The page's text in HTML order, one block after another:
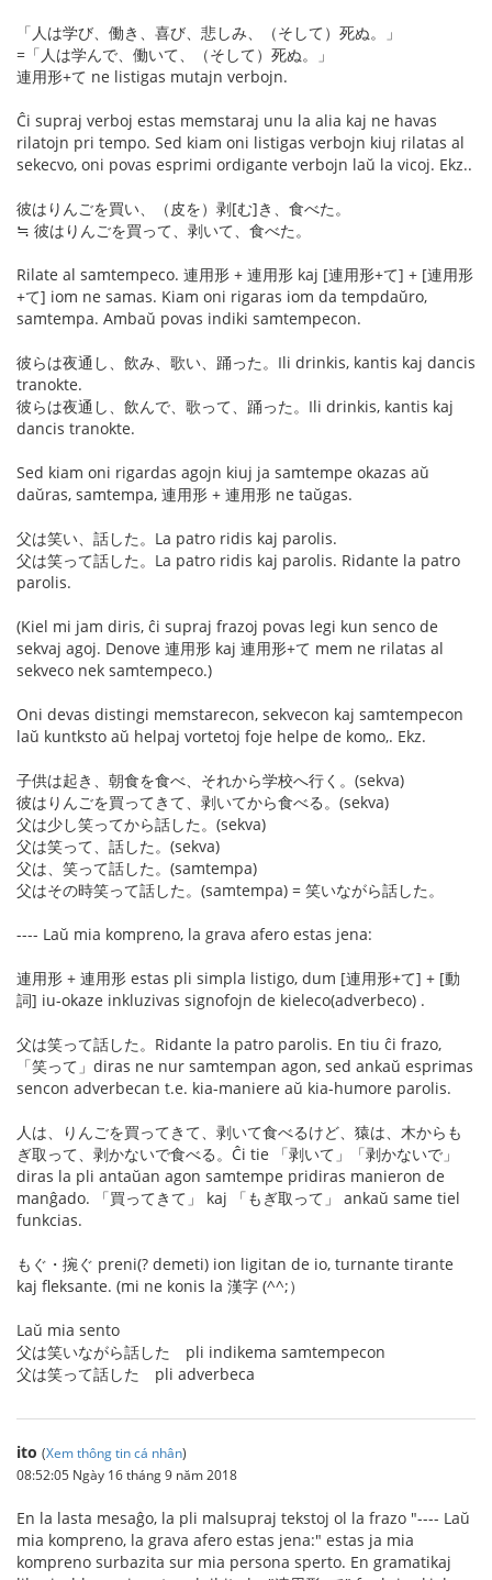
「人は学び、働き、喜び、悲しみ、（そして）死ぬ。」
=「人は学んで、働いて、（そして）死ぬ。」
連用形+て ne listigas mutajn verbojn.
Ĉi supraj verboj estas memstaraj unu la alia kaj ne havas
rilatojn pri tempo. Sed kiam oni listigas verbojn kiuj rilatas al
sekecvo, oni povas esprimi ordigante verbojn laŭ la vicoj. Ekz..
彼はりんごを買い、（皮を）剥[む]き、食べた。
≒ 彼はりんごを買って、剥いて、食べた。
Rilate al samtempeco. 連用形 + 連用形 kaj [連用形+て] + [連用形
+て] iom ne samas. Kiam oni rigaras iom da tempdaŭro,
samtempa. Ambaŭ povas indiki samtempecon.
彼らは夜通し、飲み、歌い、踊った。Ili drinkis, kantis kaj dancis
tranokte.
彼らは夜通し、飲んで、歌って、踊った。Ili drinkis, kantis kaj
dancis tranokte.
Sed kiam oni rigardas agojn kiuj ja samtempe okazas aŭ
daŭras, samtempa, 連用形 + 連用形 ne taŭgas.
父は笑い、話した。La patro ridis kaj parolis.
父は笑って話した。La patro ridis kaj parolis. Ridante la patro
parolis.
(Kiel mi jam diris, ĉi supraj frazoj povas legi kun senco de
sekvaj agoj. Denove 連用形 kaj 連用形+て mem ne rilatas al
sekveco nek samtempeco.)
Oni devas distingi memstarecon, sekvecon kaj samtempecon
laŭ kuntksto aŭ helpaj vortetoj foje helpe de komo,. Ekz.
子供は起き、朝食を食べ、それから学校へ行く。(sekva)
彼はりんごを買ってきて、剥いてから食べる。(sekva)
父は少し笑ってから話した。(sekva)
父は笑って、話した。(sekva)
父は、笑って話した。(samtempa)
父はその時笑って話した。(samtempa) = 笑いながら話した。
---- Laŭ mia kompreno, la grava afero estas jena:
連用形 + 連用形 estas pli simpla listigo, dum [連用形+て] + [動
詞] iu-okaze inkluzivas signofojn de kieleco(adverbeco) .
父は笑って話した。Ridante la patro parolis. En tiu ĉi frazo,
「笑って」diras ne nur samtempan agon, sed ankaŭ esprimas
sencon adverbecan t.e. kia-maniere aŭ kia-humore parolis.
人は、りんごを買ってきて、剥いて食べるけど、猿は、木からも
ぎ取って、剥かないで食べる。Ĉi tie 「剥いて」「剥かないで」
diras la pli antaŭan agon samtempe pridiras manieron de
manĝado. 「買ってきて」 kaj 「もぎ取って」 ankaŭ same tiel
funkcias.
もぐ・捥ぐ preni(? demeti) ion ligitan de io, turnante tirante
kaj fleksante. (mi ne konis la 漢字 (^^;）
Laŭ mia sento
父は笑いながら話した pli indikema samtempecon
父は笑って話した pli adverbeca
ito (Xem thông tin cá nhân)
08:52:05 Ngày 16 tháng 9 năm 2018
En la lasta mesaĝo, la pli malsupraj tekstoj ol la frazo "---- Laŭ
mia kompreno, la grava afero estas jena:" estas ja mia
kompreno surbazita sur mia persona sperto. En gramatikaj